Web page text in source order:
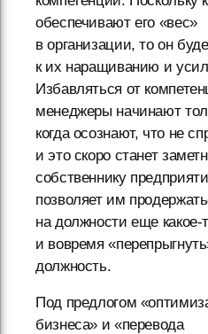
обеспечивают его «вес»
в организации, то он
к их наращиванию и
Избавляться от
менеджеры начинают
когда осознают, что не
и это скоро станет
собственнику
позволяет им
на должности еще какое-
и вовремя
должность.
Под предлогом
бизнеса» и «перевода